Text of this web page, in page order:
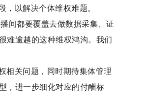
以解决个体维权难题。
间都要覆盖去做数据采集、证
难逾越的这种维权鸿沟。我们
相关问题，同时期待集体管理
，进一步细化对应的付酬标